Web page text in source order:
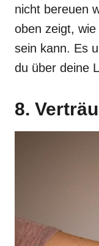
nicht bereuen
oben zeigt,
sein kann. Es
du über deine
8.